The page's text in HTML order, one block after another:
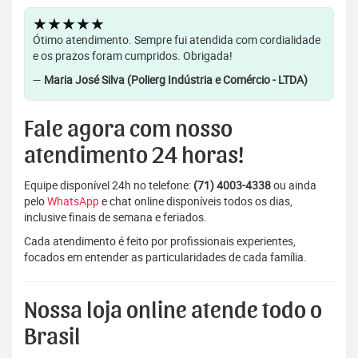
★★★★★
Ótimo atendimento. Sempre fui atendida com cordialidade
e os prazos foram cumpridos. Obrigada!
— Maria José Silva (Polierg Indústria e Comércio - LTDA)
Fale agora com nosso
atendimento 24 horas!
Equipe disponível 24h no telefone: (71) 4003-4338ou ainda
peloWhatsAppe chat online disponíveis todos os dias,
inclusive finais de semana e feriados.
Cada atendimento é feito por profissionais experientes,
focados em entender as particularidades de cada família.
Nossa loja online atende todo o
Brasil